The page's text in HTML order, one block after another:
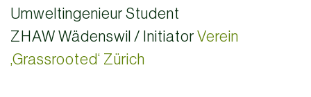
Umweltingenieur Student
ZHAW Wädenswil / Initiator Verein
‚Grassrooted‘ Zürich